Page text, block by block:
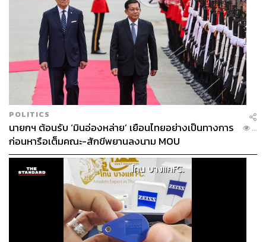
POLITICS
นายกฯ ต้อนรับ ‘มินอ่องหล่าย’ เยือนไทยอย่างเป็นทางการ
ก่อนหารือเต็มคณะ-สักขีพยานลงนาม MOU
...